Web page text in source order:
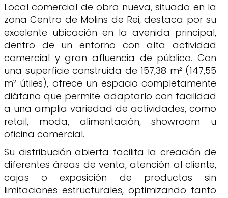
Local comercial de obra nueva, situado en la
zona Centro de Molins de Rei, destaca por su
excelente ubicación en la avenida principal,
dentro de un entorno con alta actividad
comercial y gran afluencia de público. Con
una superficie construida de 157,38 m² (147,55
m² útiles), ofrece un espacio completamente
diáfano que permite adaptarlo con facilidad
a una amplia variedad de actividades, como
retail, moda, alimentación, showroom u
oficina comercial.
Su distribución abierta facilita la creación de
diferentes áreas de venta, atención al cliente,
cajas o exposición de productos sin
limitaciones estructurales, optimizando tanto